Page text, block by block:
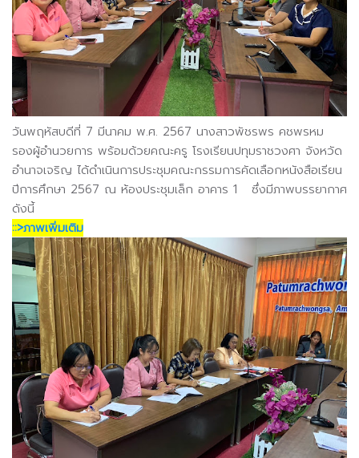
วันพฤหัสบดีที่ 7 มีนาคม พ.ศ. 2567 นางสาวพัชรพร คชพรหม
รองผู้อำนวยการ พร้อมด้วยคณะครู โรงเรียนปทุมราชวงศา จังหวัด
อำนาจเจริญ ได้ดำเนินการประชุมคณะกรรมการคัดเลือกหนังสือเรียน
ปีการศึกษา 2567 ณ ห้องประชุมเล็ก อาคาร 1 ซึ่งมีภาพบรรยากาศ
ดังนี้
::>ภาพเพิ่มเติม